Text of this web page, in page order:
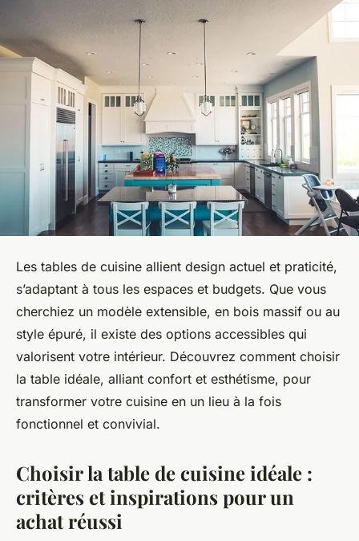
Les tables de cuisine allient design actuel et praticité,
s’adaptant à tous les espaces et budgets. Que vous
cherchiez un modèle extensible, en bois massif ou au
style épuré, il existe des options accessibles qui
valorisent votre intérieur. Découvrez comment choisir
la table idéale, alliant confort et esthétisme, pour
transformer votre cuisine en un lieu à la fois
fonctionnel et convivial.
Choisir la table de cuisine idéale :
critères et inspirations pour un
achat réussi